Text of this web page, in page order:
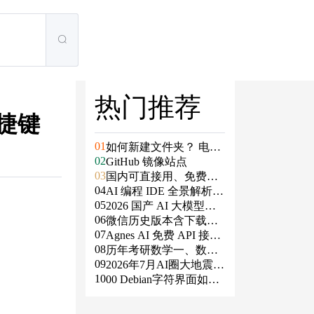
键
热门推荐
01如何新建文件夹？ 电脑
新建文件夹的4种方法
02GitHub 镜像站点
03国内可直接用、免费额
度/永久免费的大模型AP
I清单（含 SiliconFlow、
火山、阿里、智谱、百
度、Kimi、DeepSeek、
DMXAPI 等）
04AI 编程 IDE 全景解析 2
026：Agent 全面接管开
发链路
052026 国产 AI 大模型横
评：DeepSeek、通义千
问、Kimi、文心一言、
星火、豆包谁更能打？
06微信历史版本含下载地
址（ Windows PC | 安卓
| MAC ）及设置微信不
更新
07Agnes AI 免费 API 接入
指南：文本、生图、生
视频，一套接口全免费
08历年考研数学一、数学
二、数学三真题试卷及
答案PDF
092026年7月AI圈大地震：
GPT-5.6被政府限制、Cl
1000 Debian字符界面如何